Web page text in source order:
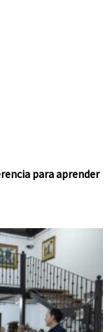
para aprender